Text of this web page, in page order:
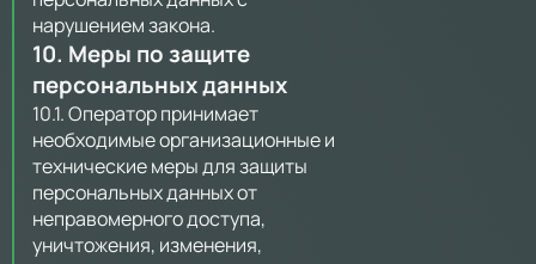
нарушением закона.
10. Меры по защите
персональных данных
10.1. Оператор принимает
необходимые организационные и
технические меры для защиты
персональных данных от
неправомерного доступа,
уничтожения, изменения,